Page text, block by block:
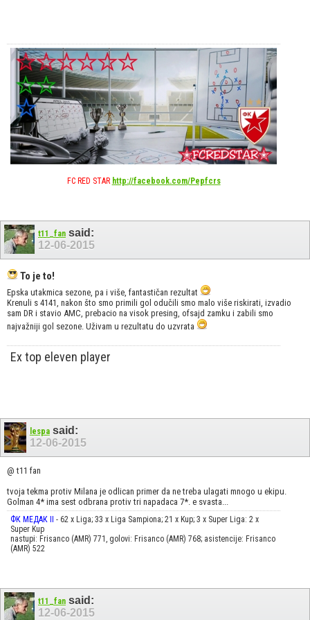
FC RED STAR http://facebook.com/Pepfcrs
t11_fan said:
12-06-2015
To je to!
Epska utakmica sezone, pa i više, fantastičan rezultat
Krenuli s 4141, nakon što smo primili gol odučili smo malo više riskirati, izvadio
sam DR i stavio AMC, prebacio na visok presing, ofsajd zamku i zabili smo
najvažniji gol sezone. Uživam u rezultatu do uzvrata
Ex top eleven player
lespasaid:
12-06-2015
@ t11 fan
tvoja tekma protiv Milana je odlican primer da ne treba ulagati mnogo u ekipu.
Golman 4* ima sest odbrana protiv tri napadaca 7*. e svasta...
ФК МЕДАК II
- 62 x Liga; 33 x Liga Sampiona; 21 x Kup; 3 x Super Liga: 2 x
Super Kup
nastupi: Frisanco (AMR) 771, golovi: Frisanco (AMR) 768; asistencije: Frisanco
(AMR) 522
t11_fan said:
12-06-2015